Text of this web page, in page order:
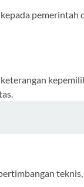
pemerintah
teknis,